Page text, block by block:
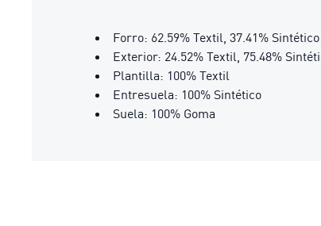
Forro: 62.59% Textil, 37.41% Sintético
Exterior: 24.52% Textil, 75.48%
Plantilla: 100% Textil
Entresuela: 100% Sintético
Suela: 100% Goma